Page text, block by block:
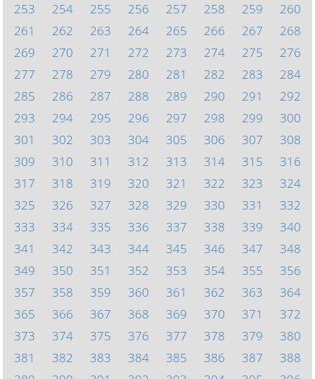
253
254 255 256 257 258 259
260
261
262 263 264 265 266 267
268
269
270 271 272 273 274 275
276
277
278 279 280 281 282 283
284
285
286 287 288 289 290 291
292
293
294 295 296 297 298 299
300
301
302 303 304 305 306 307
308
309
310 311 312 313 314 315
316
317
318 319 320 321 322 323
324
325
326 327 328 329 330 331
332
333
334 335 336 337 338 339
340
341
342 343 344 345 346 347
348
349
350 351 352 353 354 355
356
357
358 359 360 361 362 363
364
365
366 367 368 369 370 371
372
373
374 375 376 377 378 379
380
381
382 383 384 385 386 387
388